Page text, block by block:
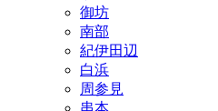
御坊
南部
紀伊田辺
白浜
周参見